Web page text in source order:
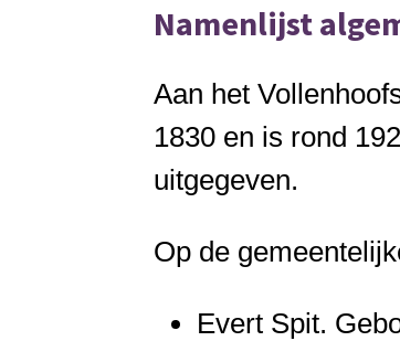
Namenlijst
Aan het
1830 en is rond
uitgegeven.
Op de
Evert Spit.